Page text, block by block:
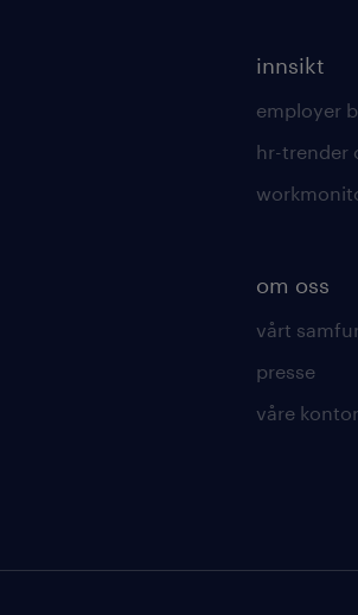
innsikt
employer
hr-trender
om oss
vårt
presse
våre